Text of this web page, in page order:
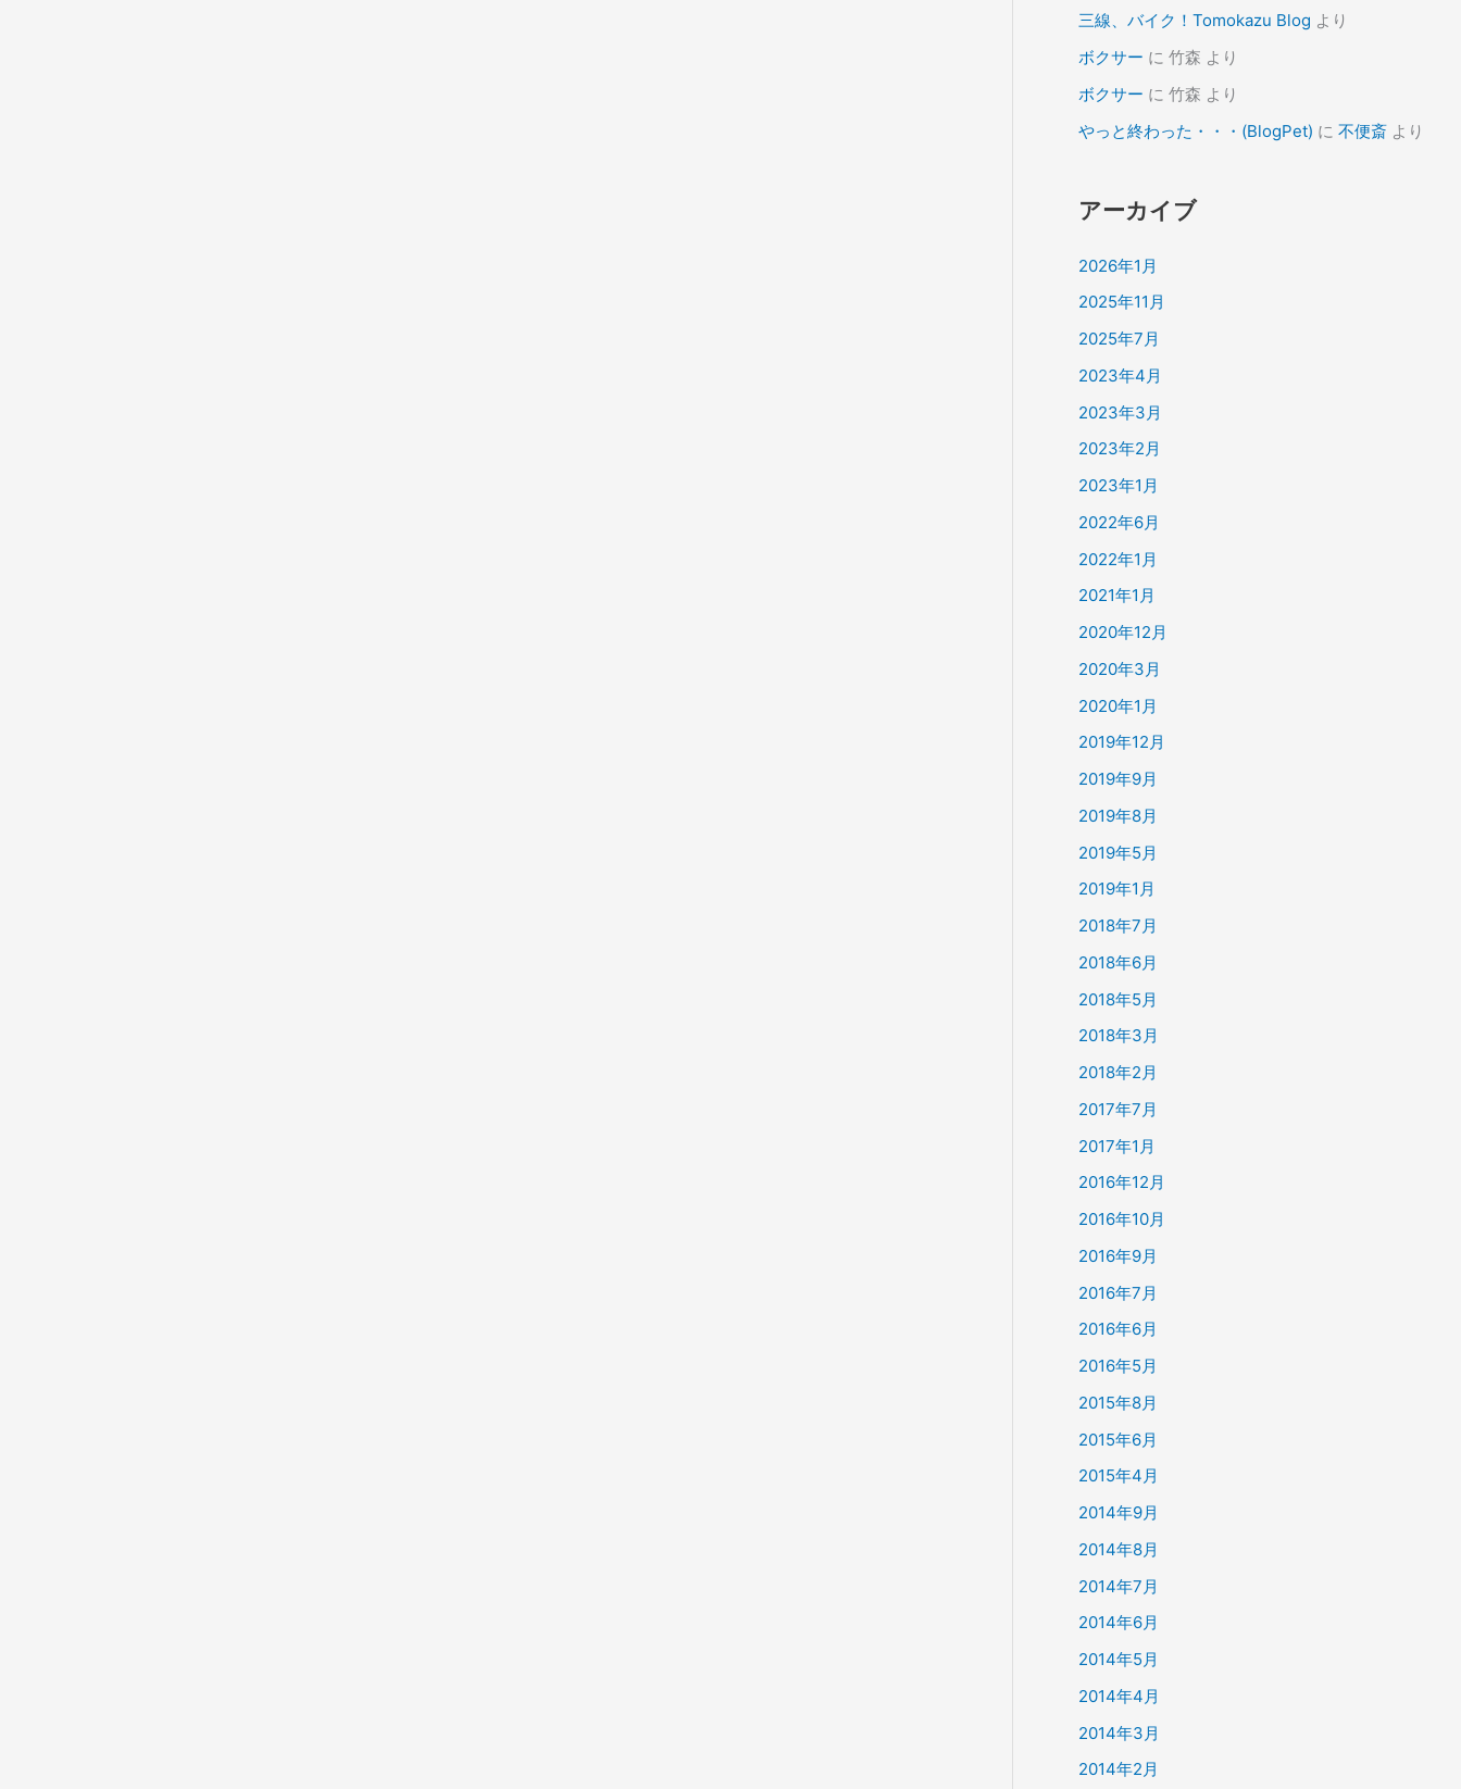
三線、バイク！Tomokazu Blog より
ボクサー に 竹森 より
ボクサー に 竹森 より
やっと終わった・・・(BlogPet) に 不便斎 より
アーカイブ
2026年1月
2025年11月
2025年7月
2023年4月
2023年3月
2023年2月
2023年1月
2022年6月
2022年1月
2021年1月
2020年12月
2020年3月
2020年1月
2019年12月
2019年9月
2019年8月
2019年5月
2019年1月
2018年7月
2018年6月
2018年5月
2018年3月
2018年2月
2017年7月
2017年1月
2016年12月
2016年10月
2016年9月
2016年7月
2016年6月
2016年5月
2015年8月
2015年6月
2015年4月
2014年9月
2014年8月
2014年7月
2014年6月
2014年5月
2014年4月
2014年3月
2014年2月